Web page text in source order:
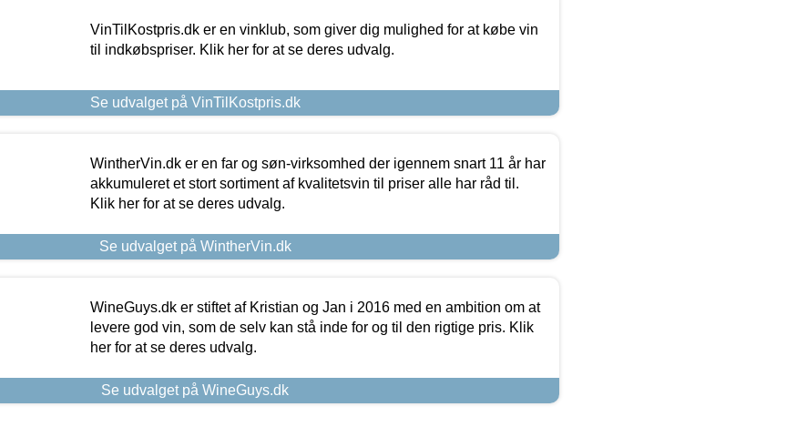
VinTilKostpris.dk er en vinklub, som giver dig mulighed for at købe vin
til indkøbspriser. Klik her for at se deres udvalg.
Se udvalget på VinTilKostpris.dk
WintherVin.dk er en far og søn-virksomhed der igennem snart 11 år har
akkumuleret et stort sortiment af kvalitetsvin til priser alle har råd til.
Klik her for at se deres udvalg.
Se udvalget på WintherVin.dk
WineGuys.dk er stiftet af Kristian og Jan i 2016 med en ambition om at
levere god vin, som de selv kan stå inde for og til den rigtige pris. Klik
her for at se deres udvalg.
Se udvalget på WineGuys.dk